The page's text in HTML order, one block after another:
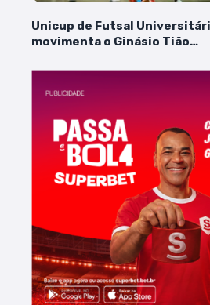
Unicup de Futsal
movimenta o Ginásio Tião
sexta